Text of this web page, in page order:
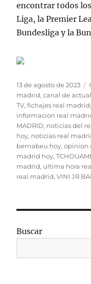
encontrar todos
Liga, la Premier
Bundesliga y la
Publicado
el
13 de agosto de 2023
madrid,canal de
TV,fichajes real madrid,
informacion real
MADRID, noticias del
hoy, noticias real
bernabeu hoy,opinion
madrid hoy,
madrid, ultima hora
real madrid,VINI JR
Buscar